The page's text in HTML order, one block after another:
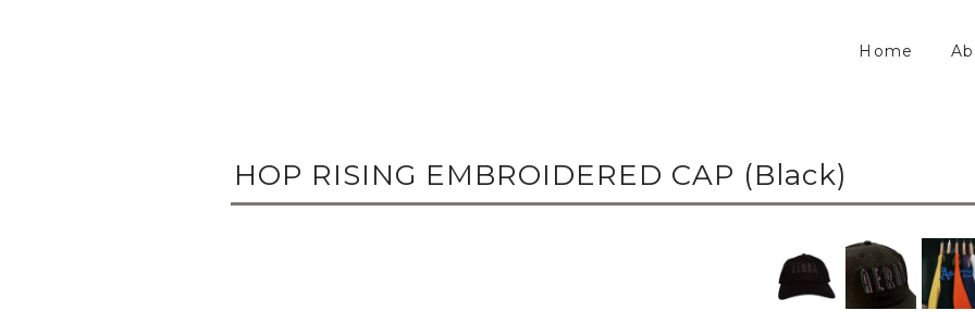
Home
HOP RISING EMBROIDERED CAP (Black)